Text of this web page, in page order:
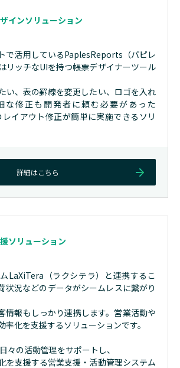
インソリューション
で活用しているPaplesReports（パピレ
リッチなUIを持つ帳票デザイナーツール
い、表の罫線を変更したい、ロゴを入れ
な修正も開発者に頼む必要があった
イアウト修正が簡単に実施できるソリ
詳細はこちら
ソリューション
LaXiTera（ラクシテラ）と連携するこ
状況などのデータがシームレスに繋がり
情報もしっかり連携します。営業活動や
率化を支援するソリューションです。
々の活動管理をサポートし、
を支援する営業支援・活動管理システム